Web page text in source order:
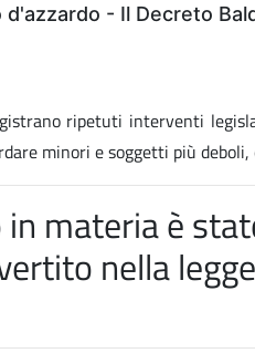
- Il Decreto
ripetuti interventi
minori e soggetti più
materia è
nella